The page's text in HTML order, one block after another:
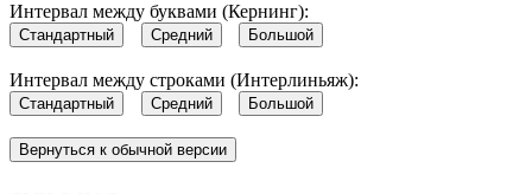
Интервал между буквами (Кернинг):
Стандартный Средний Большой
Интервал между строками (Интерлиньяж):
Стандартный Средний Большой
Вернуться к обычной версии